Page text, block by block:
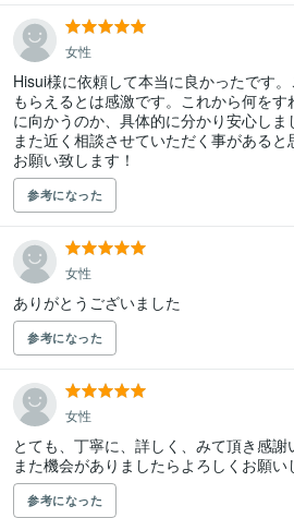
女性
Hisui様に依頼して本当に良かったです
もらえるとは感激です。これから何を
に向かうのか、具体的に分かり安心しま
また近く相談させていただく事があると
参考になった
女性
ありがとうございました
参考になった
女性
とても、丁寧に、詳しく、みて頂き感謝
また機会がありましたらよろしくお願い
参考になった